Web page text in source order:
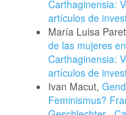
Carthaginensia:
artículos de
María Luisa
de las mujeres
Carthaginensia:
artículos de
Ivan Macut,
Feminismus?